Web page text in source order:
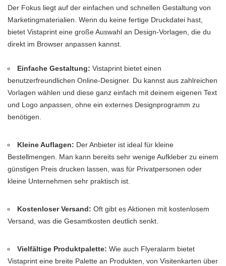
Der Fokus liegt auf der einfachen und schnellen Gestaltung von
Marketingmaterialien. Wenn du keine fertige Druckdatei hast,
bietet Vistaprint eine große Auswahl an Design-Vorlagen, die du
direkt im Browser anpassen kannst.
Einfache Gestaltung: Vistaprint bietet einen
benutzerfreundlichen Online-Designer. Du kannst aus zahlreichen
Vorlagen wählen und diese ganz einfach mit deinem eigenen Text
und Logo anpassen, ohne ein externes Designprogramm zu
benötigen.
Kleine Auflagen: Der Anbieter ist ideal für kleine
Bestellmengen. Man kann bereits sehr wenige Aufkleber zu einem
günstigen Preis drucken lassen, was für Privatpersonen oder
kleine Unternehmen sehr praktisch ist.
Kostenloser Versand: Oft gibt es Aktionen mit kostenlosem
Versand, was die Gesamtkosten deutlich senkt.
Vielfältige Produktpalette: Wie auch Flyeralarm bietet
Vistaprint eine breite Palette an Produkten, von Visitenkarten über